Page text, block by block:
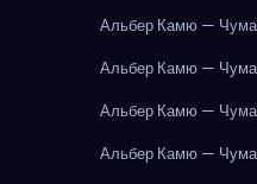
Альбер Камю — Чума
Альбер Камю — Чума
Альбер Камю — Чума
Альбер Камю — Чума